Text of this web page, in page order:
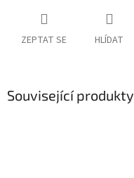
ZEPTAT SE HLÍDAT
Související produkty